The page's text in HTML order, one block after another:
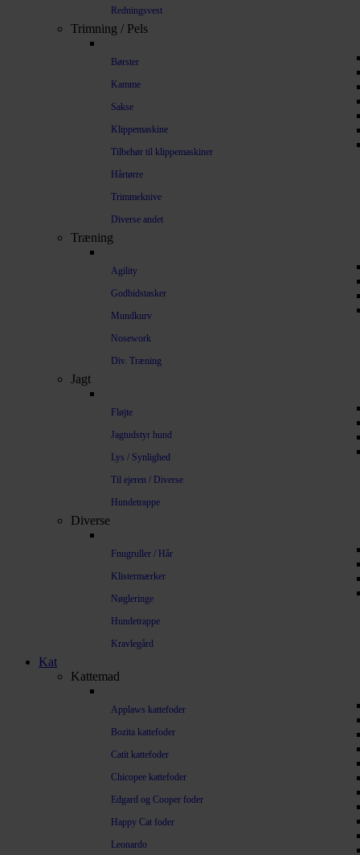
Redningsvest
Trimning / Pels
Børster
Kamme
Sakse
Klippemaskine
Tilbehør til klippemaskiner
Hårtørre
Trimmeknive
Diverse andet
Træning
Agility
Godbidstasker
Mundkurv
Nosework
Div. Træning
Jagt
Fløjte
Jagtudstyr hund
Lys / Synlighed
Til ejeren / Diverse
Hundetrappe
Diverse
Fnugruller / Hår
Klistermærker
Nøgleringe
Hundetrappe
Kravlegård
Kat
Kattemad
Applaws kattefoder
Bozita kattefoder
Catit kattefoder
Chicopee kattefoder
Edgard og Cooper foder
Happy Cat foder
Leonardo